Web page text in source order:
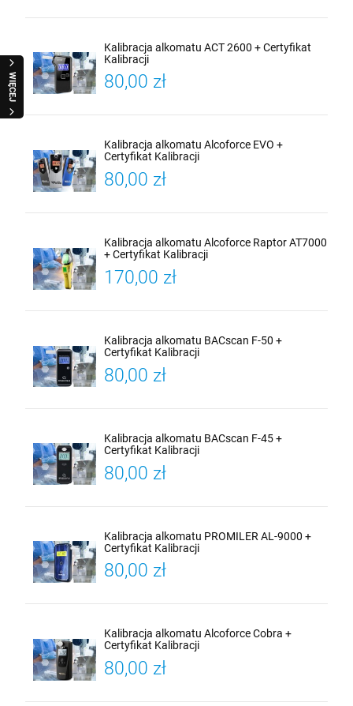
WIĘCEJ
Kalibracja alkomatu ACT 2600 + Certyfikat
Kalibracji
80,00 zł
Kalibracja alkomatu Alcoforce EVO +
Certyfikat Kalibracji
80,00 zł
Kalibracja alkomatu Alcoforce Raptor AT7000
+ Certyfikat Kalibracji
170,00 zł
Kalibracja alkomatu BACscan F-50 +
Certyfikat Kalibracji
80,00 zł
Kalibracja alkomatu BACscan F-45 +
Certyfikat Kalibracji
80,00 zł
Kalibracja alkomatu PROMILER AL-9000 +
Certyfikat Kalibracji
80,00 zł
Kalibracja alkomatu Alcoforce Cobra +
Certyfikat Kalibracji
80,00 zł